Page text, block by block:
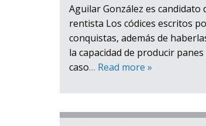
Aguilar González es
rentista Los códices escritos
conquistas, además de
la capacidad de producir
caso… Read more »